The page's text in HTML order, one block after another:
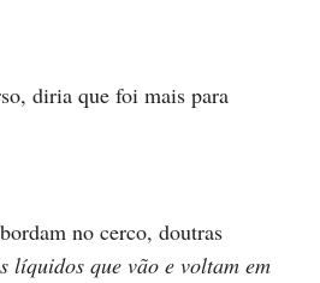
diria que foi mais para
no cerco, doutras
líquidos que vão e voltam em